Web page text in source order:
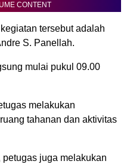
CONTENT
tersebut adalah
S. Panellah.
mulai pukul 09.00
melakukan
tahanan dan aktivitas
juga melakukan